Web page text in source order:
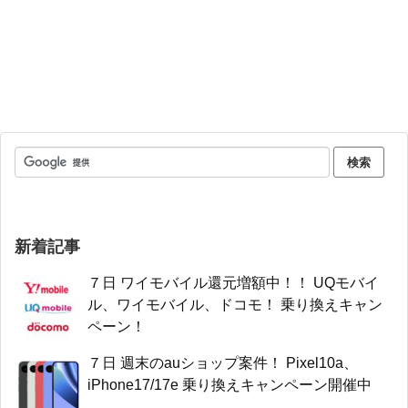
新着記事
７日 ワイモバイル還元増額中！！ UQモバイ
ル、ワイモバイル、ドコモ！ 乗り換えキャン
ペーン！
７日 週末のauショップ案件！ Pixel10a、
iPhone17/17e 乗り換えキャンペーン開催中